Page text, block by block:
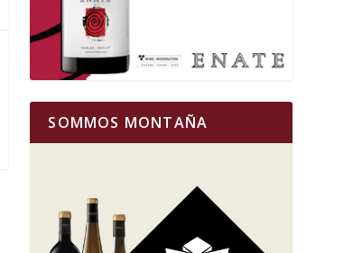
SOMMOS MONTAÑA